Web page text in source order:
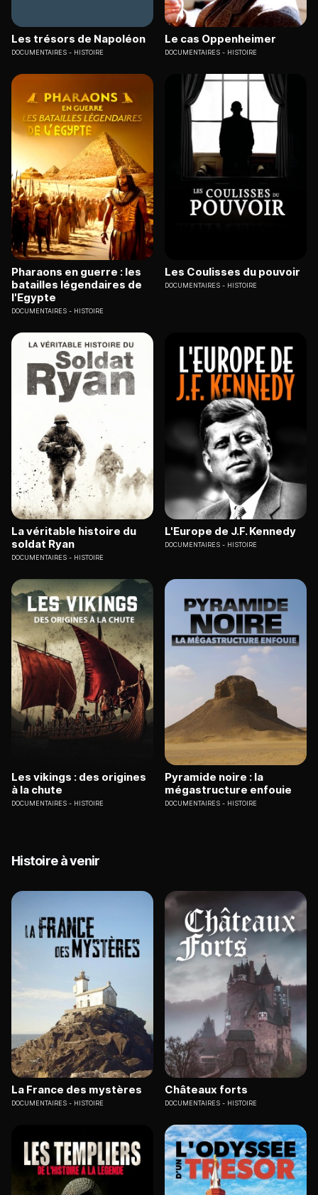
Les trésors de Napoléon
DOCUMENTAIRES HISTOIRE
Le cas Oppenheimer
DOCUMENTAIRES HISTOIRE
Pharaons en guerre : les
batailles légendaires de
l'Egypte
DOCUMENTAIRES HISTOIRE
Les Coulisses du pouvoir
DOCUMENTAIRES HISTOIRE
La véritable histoire du
soldat Ryan
DOCUMENTAIRES HISTOIRE
L'Europe de J.F. Kennedy
DOCUMENTAIRES HISTOIRE
Les vikings : des origines
à la chute
DOCUMENTAIRES HISTOIRE
Pyramide noire : la
mégastructure enfouie
DOCUMENTAIRES HISTOIRE
Histoire à venir
La France des mystères
DOCUMENTAIRES HISTOIRE
Châteaux forts
DOCUMENTAIRES HISTOIRE